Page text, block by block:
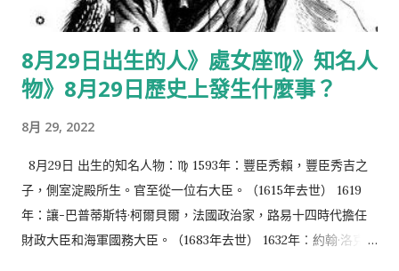
8月29日出生的人》處女座♍️》知名人
物》8月29日歷史上發生什麼事？
8月 29, 2022
8月29日 出生的知名人物：♍️ 1593年：豐臣秀賴，豐臣秀吉之
子，側室淀殿所生。官至從一位右大臣。（1615年去世） 1619
年：讓-巴普蒂斯特·柯爾貝爾，法國政治家，路易十四時代擔任
財政大臣和海軍國務大臣。（1683年去世） 1632年：約翰·洛克，